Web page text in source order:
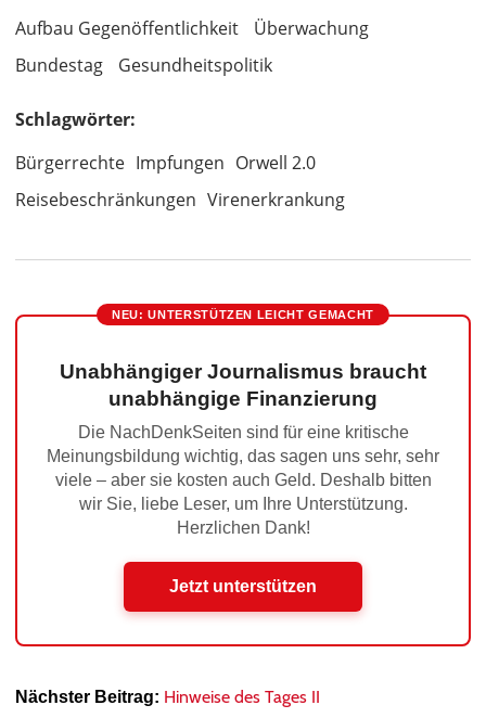
Aufbau Gegenöffentlichkeit
Überwachung
Bundestag
Gesundheitspolitik
Schlagwörter:
Bürgerrechte Impfungen Orwell 2.0
Reisebeschränkungen Virenerkrankung
NEU: UNTERSTÜTZEN LEICHT GEMACHT
Unabhängiger Journalismus braucht
unabhängige Finanzierung
Die NachDenkSeiten sind für eine kritische
Meinungsbildung wichtig, das sagen uns sehr, sehr
viele – aber sie kosten auch Geld. Deshalb bitten
wir Sie, liebe Leser, um Ihre Unterstützung.
Herzlichen Dank!
Jetzt unterstützen
Nächster Beitrag: Hinweise des Tages II